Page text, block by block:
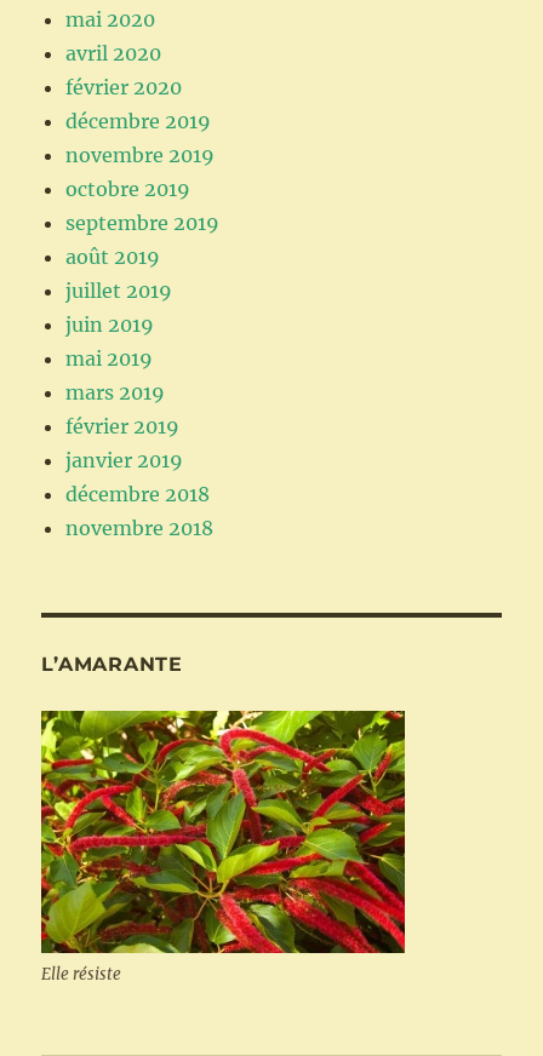
mai 2020
avril 2020
février 2020
décembre 2019
novembre 2019
octobre 2019
septembre 2019
août 2019
juillet 2019
juin 2019
mai 2019
mars 2019
février 2019
janvier 2019
décembre 2018
novembre 2018
L’AMARANTE
Elle résiste